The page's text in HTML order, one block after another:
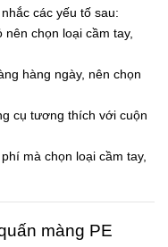
các yếu tố sau:
nên chọn loại cầm tay,
hàng ngày, nên chọn
cụ tương thích với cuộn
mà chọn loại cầm tay,
màng PE